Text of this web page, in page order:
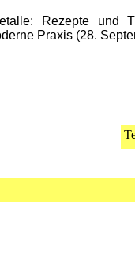
Rezepte und
Praxis (28.